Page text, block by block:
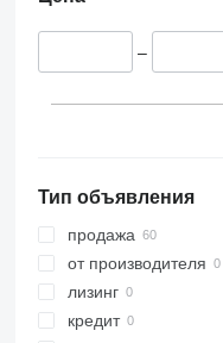
Польша
–
Тип объявления
продажа
от производителя
лизинг
кредит